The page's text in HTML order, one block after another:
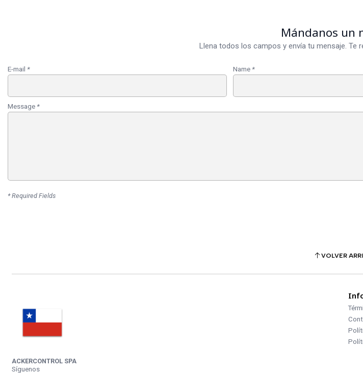
Mándanos un
Llena todos los campos y envía tu mensaje. Te
E-mail * Name *
Message *
* Required Fields
VOLVER
ACKERCONTROL SPA
Síguenos